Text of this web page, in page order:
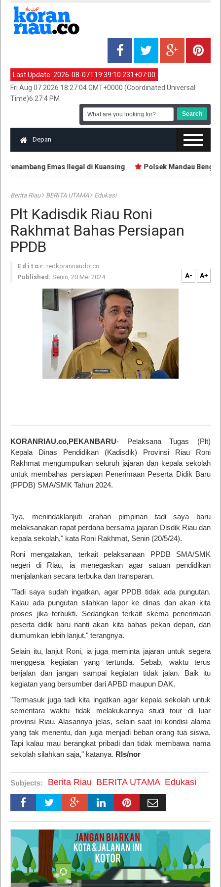
Last Update: 2026-08-07T19:39:10.231+07:00
Fri Aug 07 2026 18:27:04 GMT+0000 (Coordinated Universal
Time)6:27:4 PM
Depan
Emas Ilegal di Kuansing Polsek Mandau
Berita Riau BERITA UTAMA Edukasi
Plt Kadisdik Riau Roni
Rakhmat Bahas Persiapan
PPDB
E d i t o r: redkoranriaudotco
Published: Senin, 20 Mei 2024 A- A+
KORANRIAU.co,PEKANBARU- Pelaksana Tugas (Plt)
Kepala Dinas Pendidikan (Kadisdik) Provinsi Riau Roni
Rakhmat mengumpulkan seluruh jajaran dan kepala sekolah
untuk membahas persiapan Penerimaan Peserta Didik Baru
(PPDB) SMA/SMK Tahun 2024.
"Iya, menindaklanjuti arahan pimpinan tadi saya baru
melaksanakan rapat perdana bersama jajaran Disdik Riau dan
kepala sekolah," kata Roni Rakhmat, Senin (20/5/24).
Roni mengatakan, terkait pelaksanaan PPDB SMA/SMK
negeri di Riau, ia menegaskan agar satuan pendidikan
menjalankan secara terbuka dan transparan.
"Tadi saya sudah ingatkan, agar PPDB tidak ada pungutan.
Kalau ada pungutan silahkan lapor ke dinas dan akan kita
proses jika terbukti. Sedangkan terkait skema penerimaan
peserta didik baru nanti akan kita bahas pekan depan, dan
diumumkan lebih lanjut," terangnya.
Selain itu, lanjut Roni, ia juga meminta jajaran untuk segera
menggesa kegiatan yang tertunda. Sebab, waktu terus
berjalan dan jangan sampai kegiatan tidak jalan. Baik itu
kegiatan yang bersumber dari APBD maupun DAK.
"Termasuk juga tadi kita ingatkan agar kepala sekolah untuk
sementara waktu tidak melakukannya studi tour di luar
provinsi Riau. Alasannya jelas, selain saat ini kondisi alama
yang tak menentu, dan juga menjadi beban orang tua siswa.
Tapi kalau mau berangkat pribadi dan tidak membawa nama
sekolah silahkan saja," katanya. Rls/nor
Subjects: Berita Riau BERITA UTAMA Edukasi